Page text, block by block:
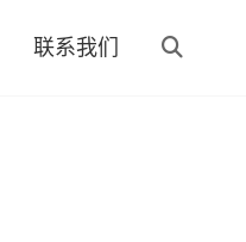
联系我们